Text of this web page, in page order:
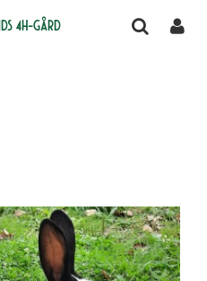
4H-gård